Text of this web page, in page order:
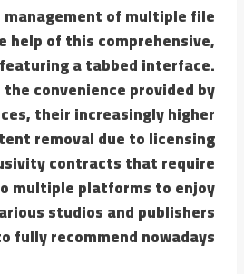
of multiple file
help of this comprehensive,
a tabbed interface.
convenience provided by
their increasingly higher
removal due to licensing
contracts that require
multiple platforms to enjoy
studios and publishers
recommend nowadays.